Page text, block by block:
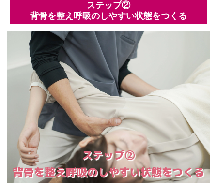
ステップ②
背骨を整え呼吸のしやすい状態をつくる
ステップ②
背骨を整え呼吸のしやすい状態をつくる